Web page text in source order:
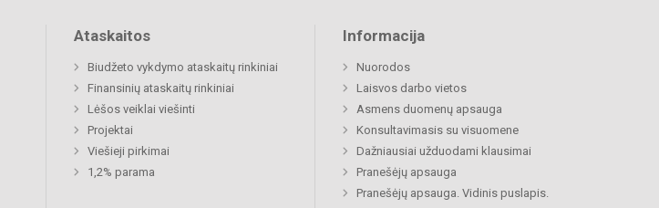
Ataskaitos
Biudžeto vykdymo ataskaitų rinkiniai
Finansinių ataskaitų rinkiniai
Lėšos veiklai viešinti
Projektai
Viešieji pirkimai
1,2% parama
Informacija
Nuorodos
Laisvos darbo vietos
Asmens duomenų apsauga
Konsultavimasis su visuomene
Dažniausiai užduodami klausimai
Pranešėjų apsauga
Pranešėjų apsauga. Vidinis puslapis.